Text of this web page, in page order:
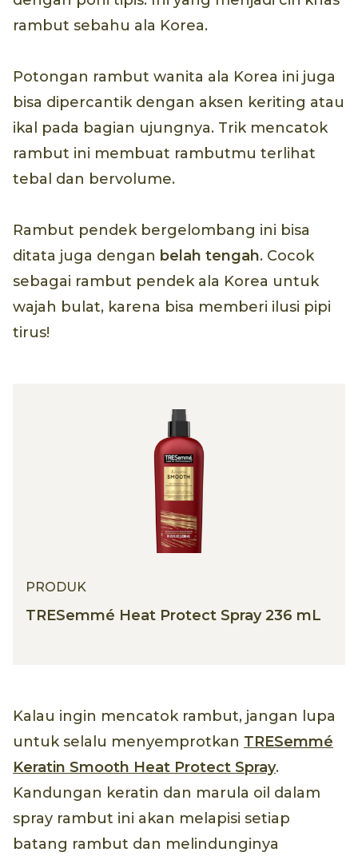
rambut sebahu ala Korea.
Potongan rambut wanita ala Korea ini juga
bisa dipercantik dengan aksen keriting atau
ikal pada bagian ujungnya. Trik mencatok
rambut ini membuat rambutmu terlihat
tebal dan bervolume.
Rambut pendek bergelombang ini bisa
ditata juga dengan belah tengah. Cocok
sebagai rambut pendek ala Korea untuk
wajah bulat, karena bisa memberi ilusi pipi
tirus!
PRODUK
TRESemmé Heat Protect Spray 236 mL
Kalau ingin mencatok rambut, jangan lupa
untuk selalu menyemprotkan TRESemmé
Keratin Smooth Heat Protect Spray.
Kandungan keratin dan marula oil dalam
spray rambut ini akan melapisi setiap
batang rambut dan melindunginya